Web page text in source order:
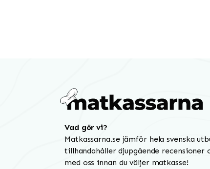
Vad gör vi?
Matkassarna.se jämför hela svenska
tillhandahåller djupgående recensioner
med oss innan du väljer matkasse!